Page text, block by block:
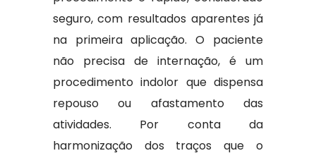
seguro, com resultados aparentes já
na primeira aplicação. O paciente
não precisa de internação, é um
procedimento indolor que dispensa
repouso ou afastamento das
atividades. Por conta da
harmonização dos traços que o